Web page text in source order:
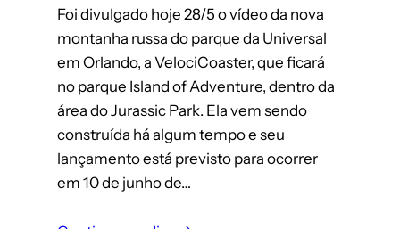
Foi divulgado hoje 28/5 o vídeo da nova
montanha russa do parque da Universal
em Orlando, a VelociCoaster, que ficará
no parque Island of Adventure, dentro da
área do Jurassic Park. Ela vem sendo
construída há algum tempo e seu
lançamento está previsto para ocorrer
em 10 de junho de…